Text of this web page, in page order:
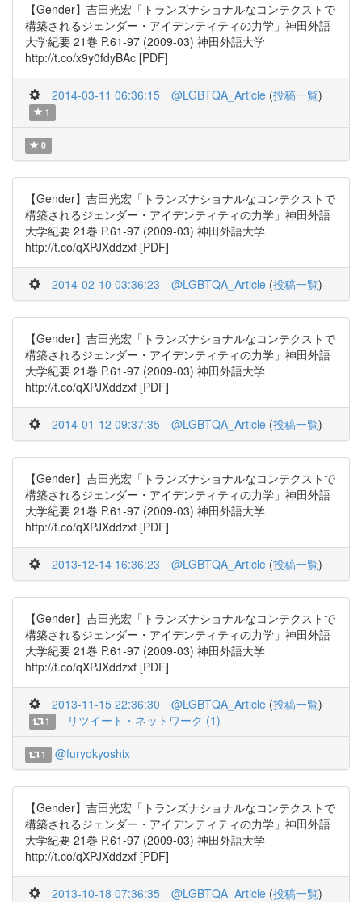
【Gender】吉田光宏「トランズナショナルなコンテクストで
構築されるジェンダー・アイデンティティの力学」神田外語
大学紀要 21巻 P.61-97 (2009-03) 神田外語大学
http://t.co/x9y0fdyBAc [PDF]
2014-03-11 06:36:15 @LGBTQA_Article (投稿一覧)
1
0
【Gender】吉田光宏「トランズナショナルなコンテクストで
構築されるジェンダー・アイデンティティの力学」神田外語
大学紀要 21巻 P.61-97 (2009-03) 神田外語大学
http://t.co/qXPJXddzxf [PDF]
2014-02-10 03:36:23 @LGBTQA_Article (投稿一覧)
【Gender】吉田光宏「トランズナショナルなコンテクストで
構築されるジェンダー・アイデンティティの力学」神田外語
大学紀要 21巻 P.61-97 (2009-03) 神田外語大学
http://t.co/qXPJXddzxf [PDF]
2014-01-12 09:37:35 @LGBTQA_Article (投稿一覧)
【Gender】吉田光宏「トランズナショナルなコンテクストで
構築されるジェンダー・アイデンティティの力学」神田外語
大学紀要 21巻 P.61-97 (2009-03) 神田外語大学
http://t.co/qXPJXddzxf [PDF]
2013-12-14 16:36:23 @LGBTQA_Article (投稿一覧)
【Gender】吉田光宏「トランズナショナルなコンテクストで
構築されるジェンダー・アイデンティティの力学」神田外語
大学紀要 21巻 P.61-97 (2009-03) 神田外語大学
http://t.co/qXPJXddzxf [PDF]
2013-11-15 22:36:30 @LGBTQA_Article (投稿一覧)
1 リツイート・ネットワーク (1)
1 @furyokyoshix
【Gender】吉田光宏「トランズナショナルなコンテクストで
構築されるジェンダー・アイデンティティの力学」神田外語
大学紀要 21巻 P.61-97 (2009-03) 神田外語大学
http://t.co/qXPJXddzxf [PDF]
2013-10-18 07:36:35 @LGBTQA_Article (投稿一覧)